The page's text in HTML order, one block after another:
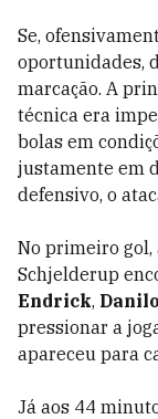
Se,
oportunidades,
marcação. A
técnica era
bolas em
justamente em
defensivo, o
No primeiro gol,
Schjelderup
Endrick, Danilo
pressionar a
apareceu para
Já aos 44